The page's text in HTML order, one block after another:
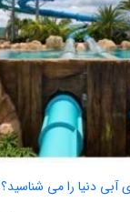
دنیا را می شناسید؟